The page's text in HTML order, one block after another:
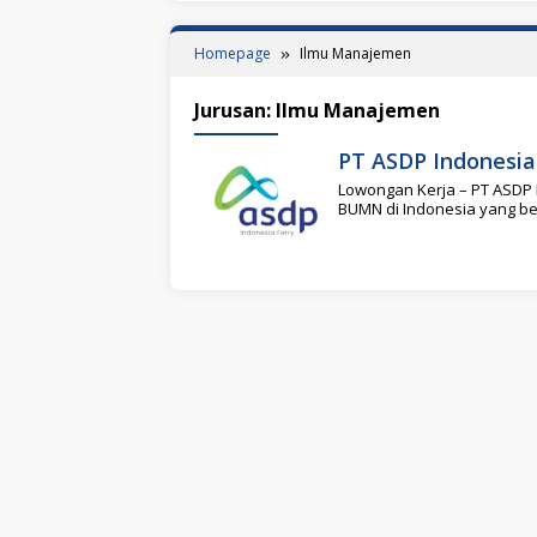
Homepage Ilmu Manajemen
Jurusan: Ilmu Manajemen
PT ASDP
Lowongan Kerja – PT
BUMN di Indonesia yang